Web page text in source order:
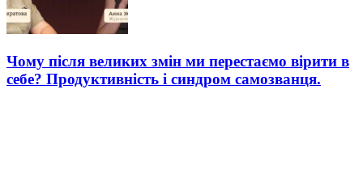
Чому після великих змін ми перестаємо вірити в
себе? Продуктивність і синдром самозванця.